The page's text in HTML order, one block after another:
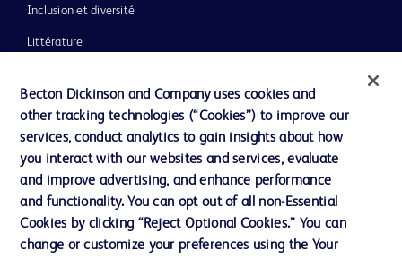
Inclusion et diversité
Littérature
Notre entreprise
Éthique et conformité
Assistance
Nous contacter
Becton Dickinson and Company uses cookies and
other tracking technologies (“Cookies”) to improve our
services, conduct analytics to gain insights about how
you interact with our websites and services, evaluate
and improve advertising, and enhance performance
and functionality. You can opt out of all non-Essential
Cookies by clicking “Reject Optional Cookies.” You can
change or customize your preferences using the Your